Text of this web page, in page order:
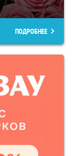
ПОДРОБНЕЕ